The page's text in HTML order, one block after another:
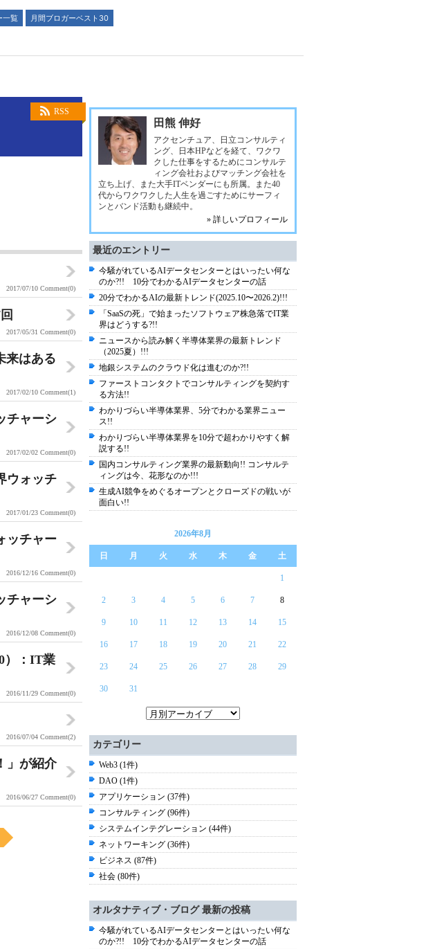
一覧
月間ブロガーベスト30
RSS
2017/07/10 Comment(0)
2017/05/31 Comment(0)
来はある
2017/02/10 Comment(1)
チャーシ
2017/02/02 Comment(0)
ウォッチ
2017/01/23 Comment(0)
ッチャー
2016/12/16 Comment(0)
チャーシ
2016/12/08 Comment(0)
）：IT業
2016/11/29 Comment(0)
2016/07/04 Comment(2)
」が紹介
2016/06/27 Comment(0)
田熊 伸好
アクセンチュア、日立コンサルティ
ング、日本HPなどを経て、ワクワ
クした仕事をするためにコンサルテ
ィング会社およびマッチング会社を
立ち上げ、また大手ITベンダーにも所属。また40
代からワクワクした人生を過ごすためにサーフィ
ンとバンド活動も継続中。
» 詳しいプロフィール
最近のエントリー
今騒がれているAIデータセンターとはいったい何な
のか?!! 10分でわかるAIデータセンターの話
20分でわかるAIの最新トレンド(2025.10〜2026.2)!!!
「SaaSの死」で始まったソフトウェア株急落でIT業
界はどうする?!!
ニュースから読み解く半導体業界の最新トレンド
（2025夏）!!!
地銀システムのクラウド化は進むのか?!!
ファーストコンタクトでコンサルティングを契約す
る方法!!
わかりづらい半導体業界、5分でわかる業界ニュー
ス!!
わかりづらい半導体業界を10分で超わかりやすく解
説する!!
国内コンサルティング業界の最新動向!! コンサルテ
ィングは今、花形なのか!!!
生成AI競争をめぐるオープンとクローズドの戦いが
面白い!!
2026年8月
日 月 火 水 木 金 土
1
2 3 4 5 6 7 8
9 10 11 12 13 14 15
16 17 18 19 20 21 22
23 24 25 26 27 28 29
30 31
カテゴリー
Web3 (1件)
DAO (1件)
アプリケーション (37件)
コンサルティング (96件)
システムインテグレーション (44件)
ネットワーキング (36件)
ビジネス (87件)
社会 (80件)
オルタナティブ・ブログ 最新の投稿
今騒がれているAIデータセンターとはいったい何な
のか?!! 10分でわかるAIデータセンターの話